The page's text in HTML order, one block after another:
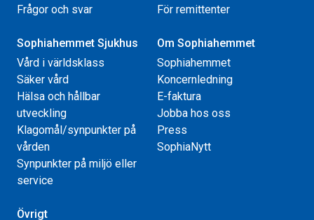
Frågor och svar
För remittenter
Sophiahemmet Sjukhus
Vård i världsklass
Säker vård
Hälsa och hållbar
utveckling
Klagomål/synpunkter på
vården
Synpunkter på miljö eller
service
Om Sophiahemmet
Sophiahemmet
Koncernledning
E-faktura
Jobba hos oss
Press
SophiaNytt
Övrigt